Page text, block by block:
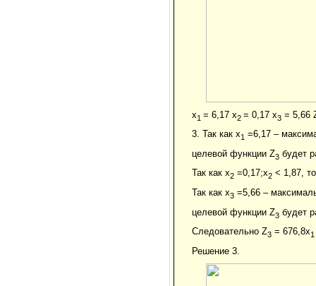
x1 = 6,17 x2 = 0,17 x3 = 5,66
3. Так как x1 =6,17 –
целевой функции Z3 будет
Так как x2 =0,17;x2 < 1,87,
Так как x3 =5,66 –
целевой функции Z3 будет
Следовательно Z3 = 676,8x1
Решение 3.